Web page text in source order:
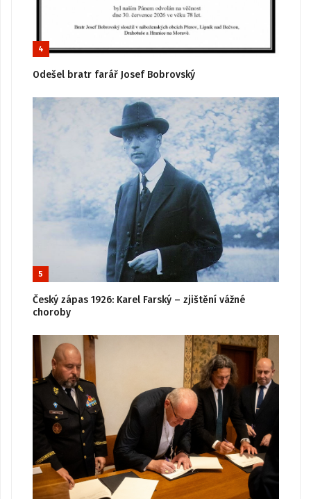
4
Odešel bratr farář Josef Bobrovský
5
Český zápas 1926: Karel Farský – zjištění vážné
choroby